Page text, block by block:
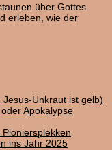
über Gottes
erleben, wie der
Unkraut ist gelb)
Apokalypse
ins Jahr 2025